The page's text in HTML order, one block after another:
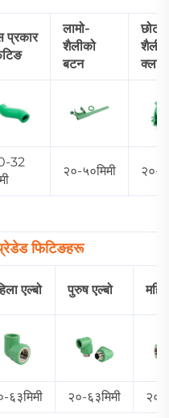
प्रकार
लामो-
शैलीको
बटन
छोटो
32
२०-५०मिमी २०-
फिटिङहरू
एल्बो पुरुष एल्बो
६३मिमी २०-६३मिमी २०-